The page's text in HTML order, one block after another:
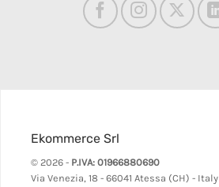
Ekommerce Srl
© 2026 - P.IVA: 01966880690
Via Venezia, 18 - 66041 Atessa (CH) - Italy